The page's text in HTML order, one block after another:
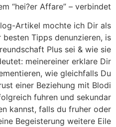
“hei?er Affare” – verbindet?
Artikel mochte ich Dir als
Tipps denunzieren, is
Plus sei & wie sie
meinereiner erklare Dir
wie gleichfalls Du
einer Beziehung mit Blodi
fuhren und sekundar
kannst, falls du fruher oder
Begeisterung weitere Eile.